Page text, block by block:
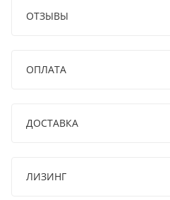
ОТЗЫВЫ
ОПЛАТА
ДОСТАВКА
ЛИЗИНГ